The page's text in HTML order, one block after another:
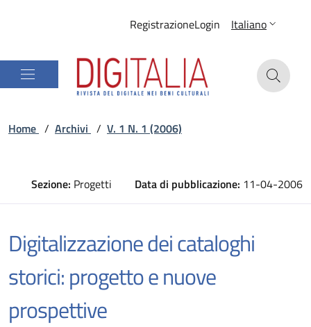
RegistrazioneLogin Italiano
Home / Archivi / V. 1 N. 1 (2006)
Sezione: Progetti Data di pubblicazione: 11-04-2006
Digitalizzazione dei cataloghi
storici: progetto e nuove
prospettive